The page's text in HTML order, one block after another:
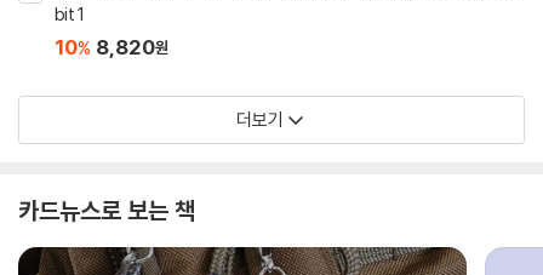
bit 1
10% 8,820원
더보기
카드뉴스로 보는 책